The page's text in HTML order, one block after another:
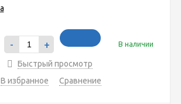
- + В наличии
Быстрый просмотр
В избранное
Сравнение